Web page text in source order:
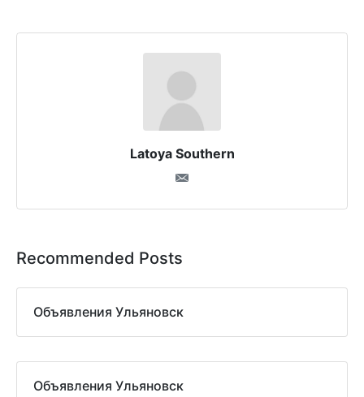
Latoya Southern
Recommended Posts
Объявления Ульяновск
Объявления Ульяновск